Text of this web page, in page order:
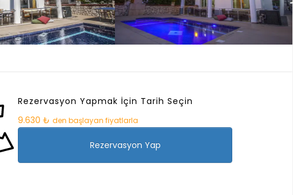
Rezervasyon Yapmak İçin Tarih Seçin
9.630 ₺ den başlayan fiyatlarla
Rezervasyon Yap